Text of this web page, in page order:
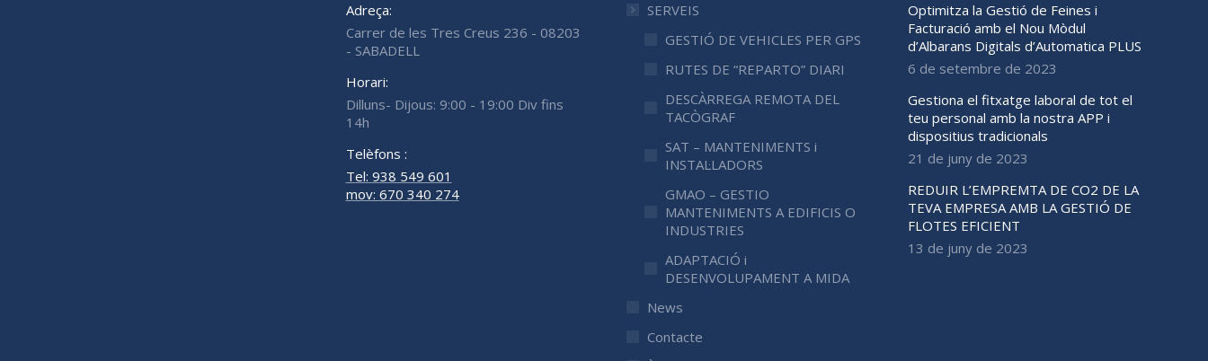
Adreça:
Carrer de les Tres Creus 236 - 08203
- SABADELL
Horari:
Dilluns- Dijous: 9:00 - 19:00 Div fins
14h
Telèfons :
Tel: 938 549 601
mov: 670 340 274
SERVEIS
GESTIÓ DE VEHICLES PER GPS
RUTES DE “REPARTO” DIARI
DESCÀRREGA REMOTA DEL
TACÒGRAF
SAT – MANTENIMENTS i
INSTAL·LADORS
GMAO – GESTIO
MANTENIMENTS A EDIFICIS O
INDUSTRIES
ADAPTACIÓ i
DESENVOLUPAMENT A MIDA
News
Contacte
Optimitza la Gestió de Feines i
Facturació amb el Nou Mòdul
d’Albarans Digitals d’Automatica PLUS
6 de setembre de 2023
Gestiona el fitxatge laboral de tot el
teu personal amb la nostra APP i
dispositius tradicionals
21 de juny de 2023
REDUIR L’EMPREMTA DE CO2 DE LA
TEVA EMPRESA AMB LA GESTIÓ DE
FLOTES EFICIENT
13 de juny de 2023